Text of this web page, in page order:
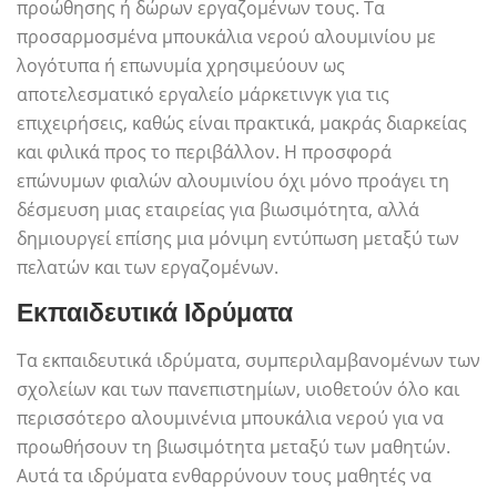
προώθησης ή δώρων εργαζομένων τους. Τα
προσαρμοσμένα μπουκάλια νερού αλουμινίου με
λογότυπα ή επωνυμία χρησιμεύουν ως
αποτελεσματικό εργαλείο μάρκετινγκ για τις
επιχειρήσεις, καθώς είναι πρακτικά, μακράς διαρκείας
και φιλικά προς το περιβάλλον. Η προσφορά
επώνυμων φιαλών αλουμινίου όχι μόνο προάγει τη
δέσμευση μιας εταιρείας για βιωσιμότητα, αλλά
δημιουργεί επίσης μια μόνιμη εντύπωση μεταξύ των
πελατών και των εργαζομένων.
Εκπαιδευτικά Ιδρύματα
Τα εκπαιδευτικά ιδρύματα, συμπεριλαμβανομένων των
σχολείων και των πανεπιστημίων, υιοθετούν όλο και
περισσότερο αλουμινένια μπουκάλια νερού για να
προωθήσουν τη βιωσιμότητα μεταξύ των μαθητών.
Αυτά τα ιδρύματα ενθαρρύνουν τους μαθητές να